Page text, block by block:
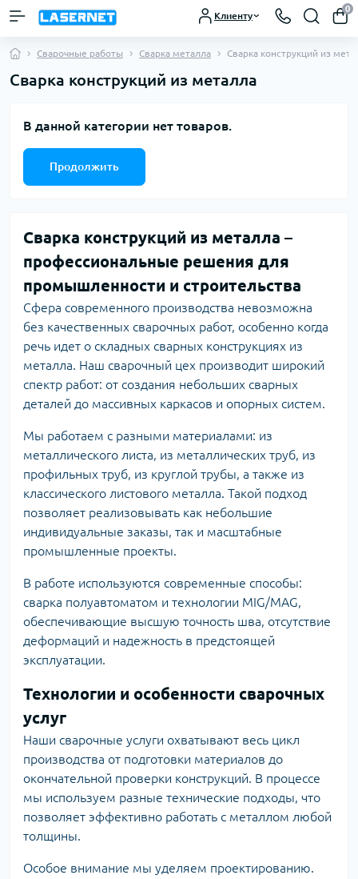
Клиенту
0
Сварочные работы Сварка металла Сварка конструкций из
Сварка конструкций из металла
В данной категории нет товаров.
Продолжить
Сварка конструкций из металла –
профессиональные решения для
промышленности и строительства
Сфера современного производства невозможна
без качественных сварочных работ, особенно когда
речь идет о складных сварных конструкциях из
металла. Наш сварочный цех производит широкий
спектр работ: от создания небольших сварных
деталей до массивных каркасов и опорных систем.
Мы работаем с разными материалами: из
металлического листа, из металлических труб, из
профильных труб, из круглой трубы, а также из
классического листового металла. Такой подход
позволяет реализовывать как небольшие
индивидуальные заказы, так и масштабные
промышленные проекты.
В работе используются современные способы:
сварка полуавтоматом и технологии MIG/MAG,
обеспечивающие высшую точность шва, отсутствие
деформаций и надежность в предстоящей
эксплуатации.
Технологии и особенности сварочных
услуг
Наши сварочные услуги охватывают весь цикл
производства от подготовки материалов до
окончательной проверки конструкций. В процессе
мы используем разные технические подходы, что
позволяет эффективно работать с металлом любой
толщины.
Особое внимание мы уделяем проектированию.